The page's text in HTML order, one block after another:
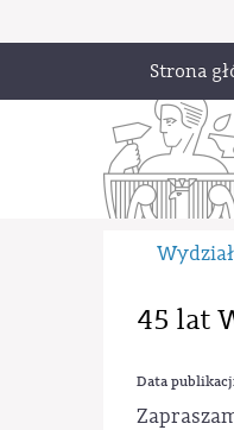
Strona
45 lat
Data